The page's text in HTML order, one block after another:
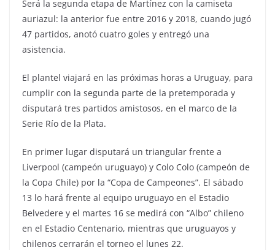
Será la segunda etapa de Martínez con la camiseta
auriazul: la anterior fue entre 2016 y 2018, cuando jugó
47 partidos, anotó cuatro goles y entregó una
asistencia.
El plantel viajará en las próximas horas a Uruguay, para
cumplir con la segunda parte de la pretemporada y
disputará tres partidos amistosos, en el marco de la
Serie Río de la Plata.
En primer lugar disputará un triangular frente a
Liverpool (campeón uruguayo) y Colo Colo (campeón de
la Copa Chile) por la “Copa de Campeones”. El sábado
13 lo hará frente al equipo uruguayo en el Estadio
Belvedere y el martes 16 se medirá con “Albo” chileno
en el Estadio Centenario, mientras que uruguayos y
chilenos cerrarán el torneo el lunes 22.